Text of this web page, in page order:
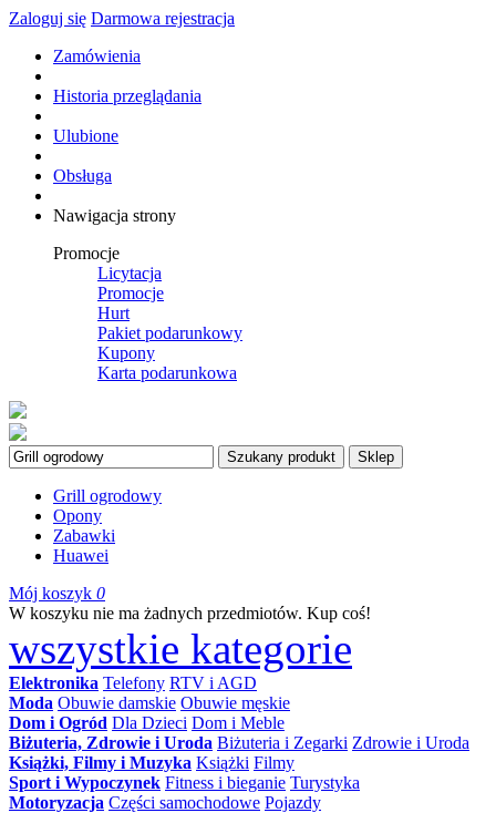
Zaloguj się Darmowa rejestracja
Zamówienia
Historia przeglądania
Ulubione
Obsługa
Nawigacja strony
Promocje
Licytacja
Promocje
Hurt
Pakiet podarunkowy
Kupony
Karta podarunkowa
Szukany produkt Sklep
Grill ogrodowy
Opony
Zabawki
Huawei
Mój koszyk 0
W koszyku nie ma żadnych przedmiotów. Kup coś!
wszystkie kategorie
Elektronika Telefony RTV i AGD
Moda Obuwie damskie Obuwie męskie
Dom i Ogród Dla Dzieci Dom i Meble
Biżuteria, Zdrowie i Uroda Biżuteria i Zegarki Zdrowie i Uroda
Książki, Filmy i Muzyka Książki Filmy
Sport i Wypoczynek Fitness i bieganie Turystyka
Motoryzacja Części samochodowe Pojazdy